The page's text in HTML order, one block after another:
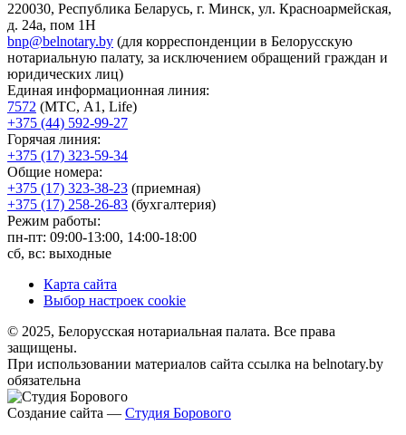
220030, Республика Беларусь, г. Минск, ул. Красноармейская,
д. 24а, пом 1Н
bnp@belnotary.by (для корреспонденции в Белорусскую
нотариальную палату, за исключением обращений граждан и
юридических лиц)
Единая информационная линия:
7572 (МТС, A1, Life)
+375 (44) 592-99-27
Горячая линия:
+375 (17) 323-59-34
Общие номера:
+375 (17) 323-38-23 (приемная)
+375 (17) 258-26-83 (бухгалтерия)
Режим работы:
пн-пт: 09:00-13:00, 14:00-18:00
сб, вс: выходные
Карта сайта
Выбор настроек cookie
© 2025, Белорусская нотариальная палата. Все права
защищены.
При использовании материалов сайта ссылка на belnotary.by
обязательна
Создание сайта — Студия Борового